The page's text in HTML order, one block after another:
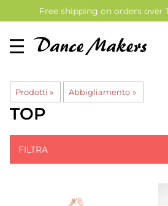
Free shipping on orders over
Prodotti ‪» Abbigliamento ‪»
TOP
FILTRA